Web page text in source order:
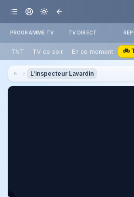
PROGRAMME TV TV DIRECT
TNT TV ce soir En ce moment 🚲
L'inspecteur Lavardin